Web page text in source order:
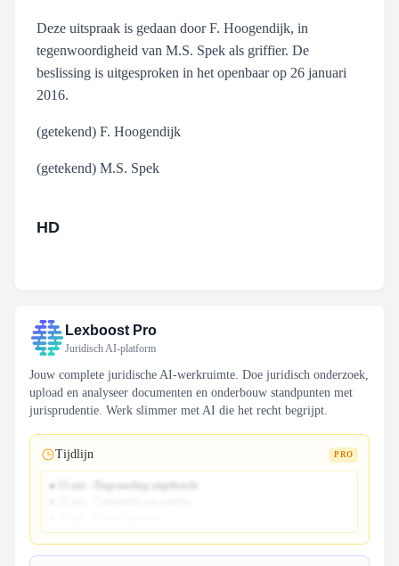
Deze uitspraak is gedaan door F. Hoogendijk, in
tegenwoordigheid van M.S. Spek als griffier. De
beslissing is uitgesproken in het openbaar op 26 januari
2016.
(getekend) F. Hoogendijk
(getekend) M.S. Spek
HD
Lexboost Pro
Juridisch AI-platform
Jouw complete juridische AI-werkruimte. Doe juridisch onderzoek,
upload en analyseer documenten en onderbouw standpunten met
jurisprudentie. Werk slimmer met AI die het recht begrijpt.
Tijdlijn PRO
● 15 mrt - Dagvaarding uitgebracht